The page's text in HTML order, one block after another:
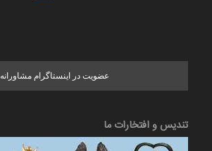
عضویت در اینستاگرام مشاورانه
تندیس و افتخارات ما